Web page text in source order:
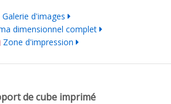
Galerie d'images
dimensionnel complet
Zone d'impression
de cube imprimé